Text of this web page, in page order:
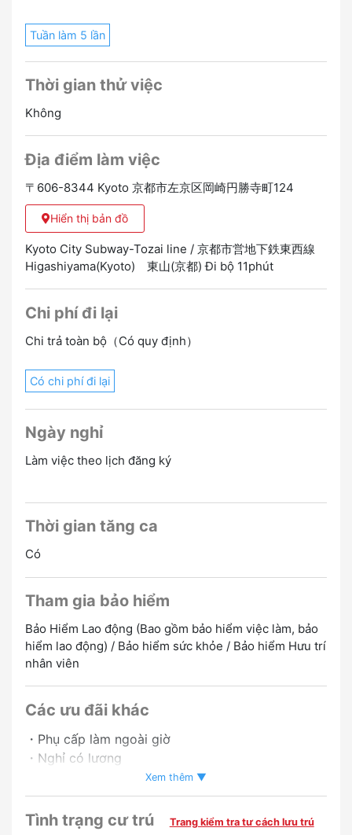
Tuần làm 5 lần
Thời gian thử việc
Không
Địa điểm làm việc
〒606-8344 Kyoto 京都市左京区岡崎円勝寺町124
Hiển thị bản đồ
Kyoto City Subway-Tozai line / 京都市営地下鉄東西線
Higashiyama(Kyoto) 東山(京都) Đi bộ 11phút
Chi phí đi lại
Chi trả toàn bộ（Có quy định）
Có chi phí đi lại
Ngày nghỉ
Làm việc theo lịch đăng ký
Thời gian tăng ca
Có
Tham gia bảo hiểm
Bảo Hiểm Lao động (Bao gồm bảo hiểm việc làm, bảo
hiểm lao động) / Bảo hiểm sức khỏe / Bảo hiểm Hưu trí
nhân viên
Các ưu đãi khác
・Phụ cấp làm ngoài giờ
・Nghỉ có lương
・Có trợ cấp khi giới thiệu bạn bè
Chào mừng bạn
Xem thêm ▼
Tình trạng cư trú
Trang kiểm tra tư cách lưu trú